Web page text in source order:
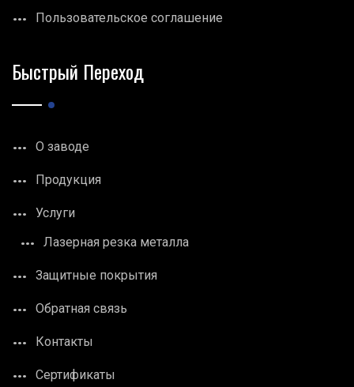
Пользовательское соглашение
Быстрый Переход
О заводе
Продукция
Услуги
Лазерная резка металла
Защитные покрытия
Обратная связь
Контакты
Сертификаты